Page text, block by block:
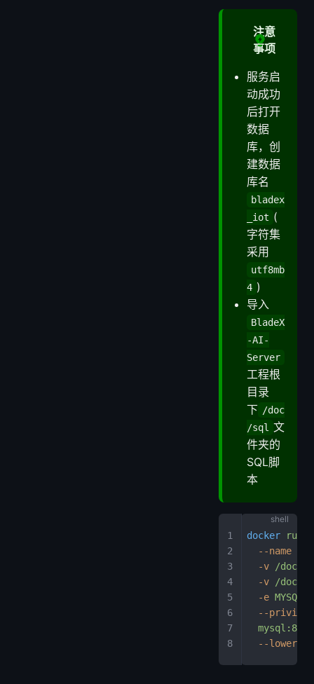
注意
事项
服务启
动成功
后打开
数据
库，创
建数据
库名
bladex
_iot (
字符集
采用
utf8mb
4 )
导入
BladeX
-AI-
Server
工程根
目录
下 /doc
/sql 文
件夹的
SQL脚
本
docker run
  --name
  -v
/
  -v
/
  -e
--
--